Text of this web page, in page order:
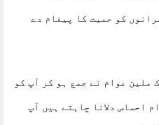
کو حمیت کا پیغام دے
ملین عوام نے جمع ہو کر آپ کو
احساس دلانا چاہتے ہیں آپ